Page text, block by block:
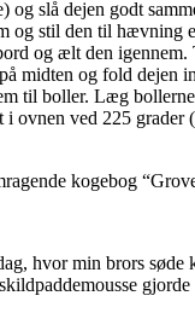
slå dejen godt
og stil den til hævning
og ælt den
midten og fold dejen
til boller. Læg
i ovnen ved 225 grader
kogebog
hvor min brors